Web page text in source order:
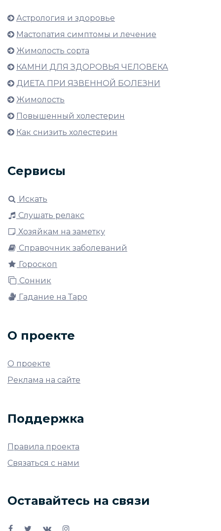
Астрология и здоровье
Мастопатия симптомы и лечение
Жимолость сорта
КАМНИ ДЛЯ ЗДОРОВЬЯ ЧЕЛОВЕКА
ДИЕТА ПРИ ЯЗВЕННОЙ БОЛЕЗНИ
Жимолость
Повышенный холестерин
Как снизить холестерин
Сервисы
Искать
Слушать релакс
Хозяйкам на заметку
Справочник заболеваний
Гороскоп
Сонник
Гадание на Таро
О проекте
О проекте
Реклама на сайте
Поддержка
Правила проекта
Связаться с нами
Оставайтесь на связи